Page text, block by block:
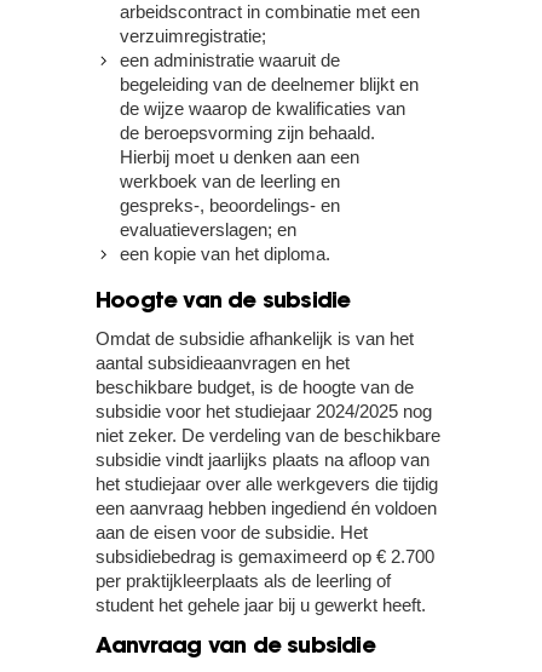
arbeidscontract in combinatie met een
verzuimregistratie;
een administratie waaruit de
begeleiding van de deelnemer blijkt en
de wijze waarop de kwalificaties van
de beroepsvorming zijn behaald.
Hierbij moet u denken aan een
werkboek van de leerling en
gespreks-, beoordelings- en
evaluatieverslagen; en
een kopie van het diploma.
Hoogte van de subsidie
Omdat de subsidie afhankelijk is van het
aantal subsidieaanvragen en het
beschikbare budget, is de hoogte van de
subsidie voor het studiejaar 2024/2025 nog
niet zeker. De verdeling van de beschikbare
subsidie vindt jaarlijks plaats na afloop van
het studiejaar over alle werkgevers die tijdig
een aanvraag hebben ingediend én voldoen
aan de eisen voor de subsidie. Het
subsidiebedrag is gemaximeerd op € 2.700
per praktijkleerplaats als de leerling of
student het gehele jaar bij u gewerkt heeft.
Aanvraag van de subsidie